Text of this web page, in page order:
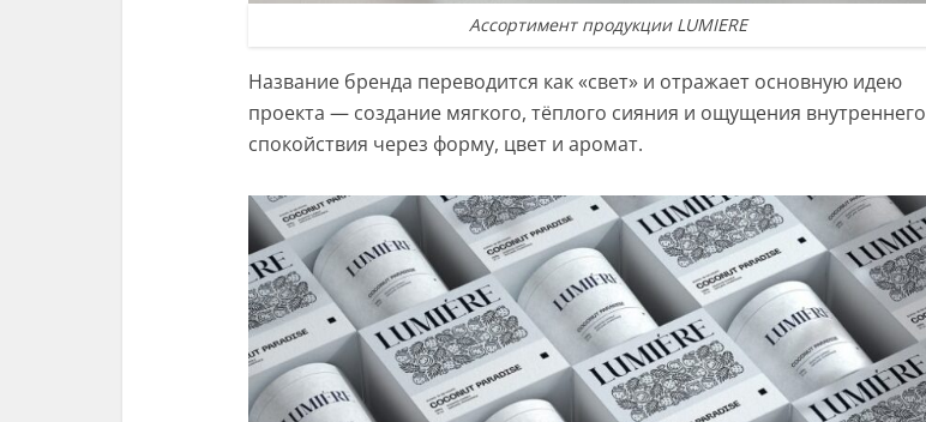
Ассортимент продукции LUMIERE
Название бренда переводится как «свет» и отражает основную идею
проекта — создание мягкого, тёплого сияния и ощущения внутреннего
спокойствия через форму, цвет и аромат.